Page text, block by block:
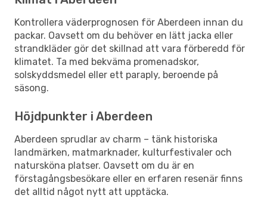
Kontrollera väderprognosen för Aberdeen innan du
packar. Oavsett om du behöver en lätt jacka eller
strandkläder gör det skillnad att vara förberedd för
klimatet. Ta med bekväma promenadskor,
solskyddsmedel eller ett paraply, beroende på
säsong.
Höjdpunkter i Aberdeen
Aberdeen sprudlar av charm – tänk historiska
landmärken, matmarknader, kulturfestivaler och
natursköna platser. Oavsett om du är en
förstagångsbesökare eller en erfaren resenär finns
det alltid något nytt att upptäcka.